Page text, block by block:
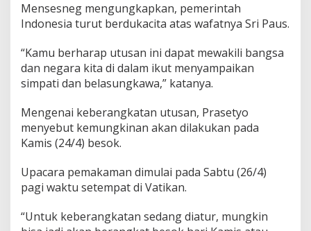
Mensesneg mengungkapkan, pemerintah
Indonesia turut berdukacita atas wafatnya Sri Paus.
“Kamu berharap utusan ini dapat mewakili bangsa
dan negara kita di dalam ikut menyampaikan
simpati dan belasungkawa,” katanya.
Mengenai keberangkatan utusan, Prasetyo
menyebut kemungkinan akan dilakukan pada
Kamis (24/4) besok.
Upacara pemakaman dimulai pada Sabtu (26/4)
pagi waktu setempat di Vatikan.
“Untuk keberangkatan sedang diatur, mungkin